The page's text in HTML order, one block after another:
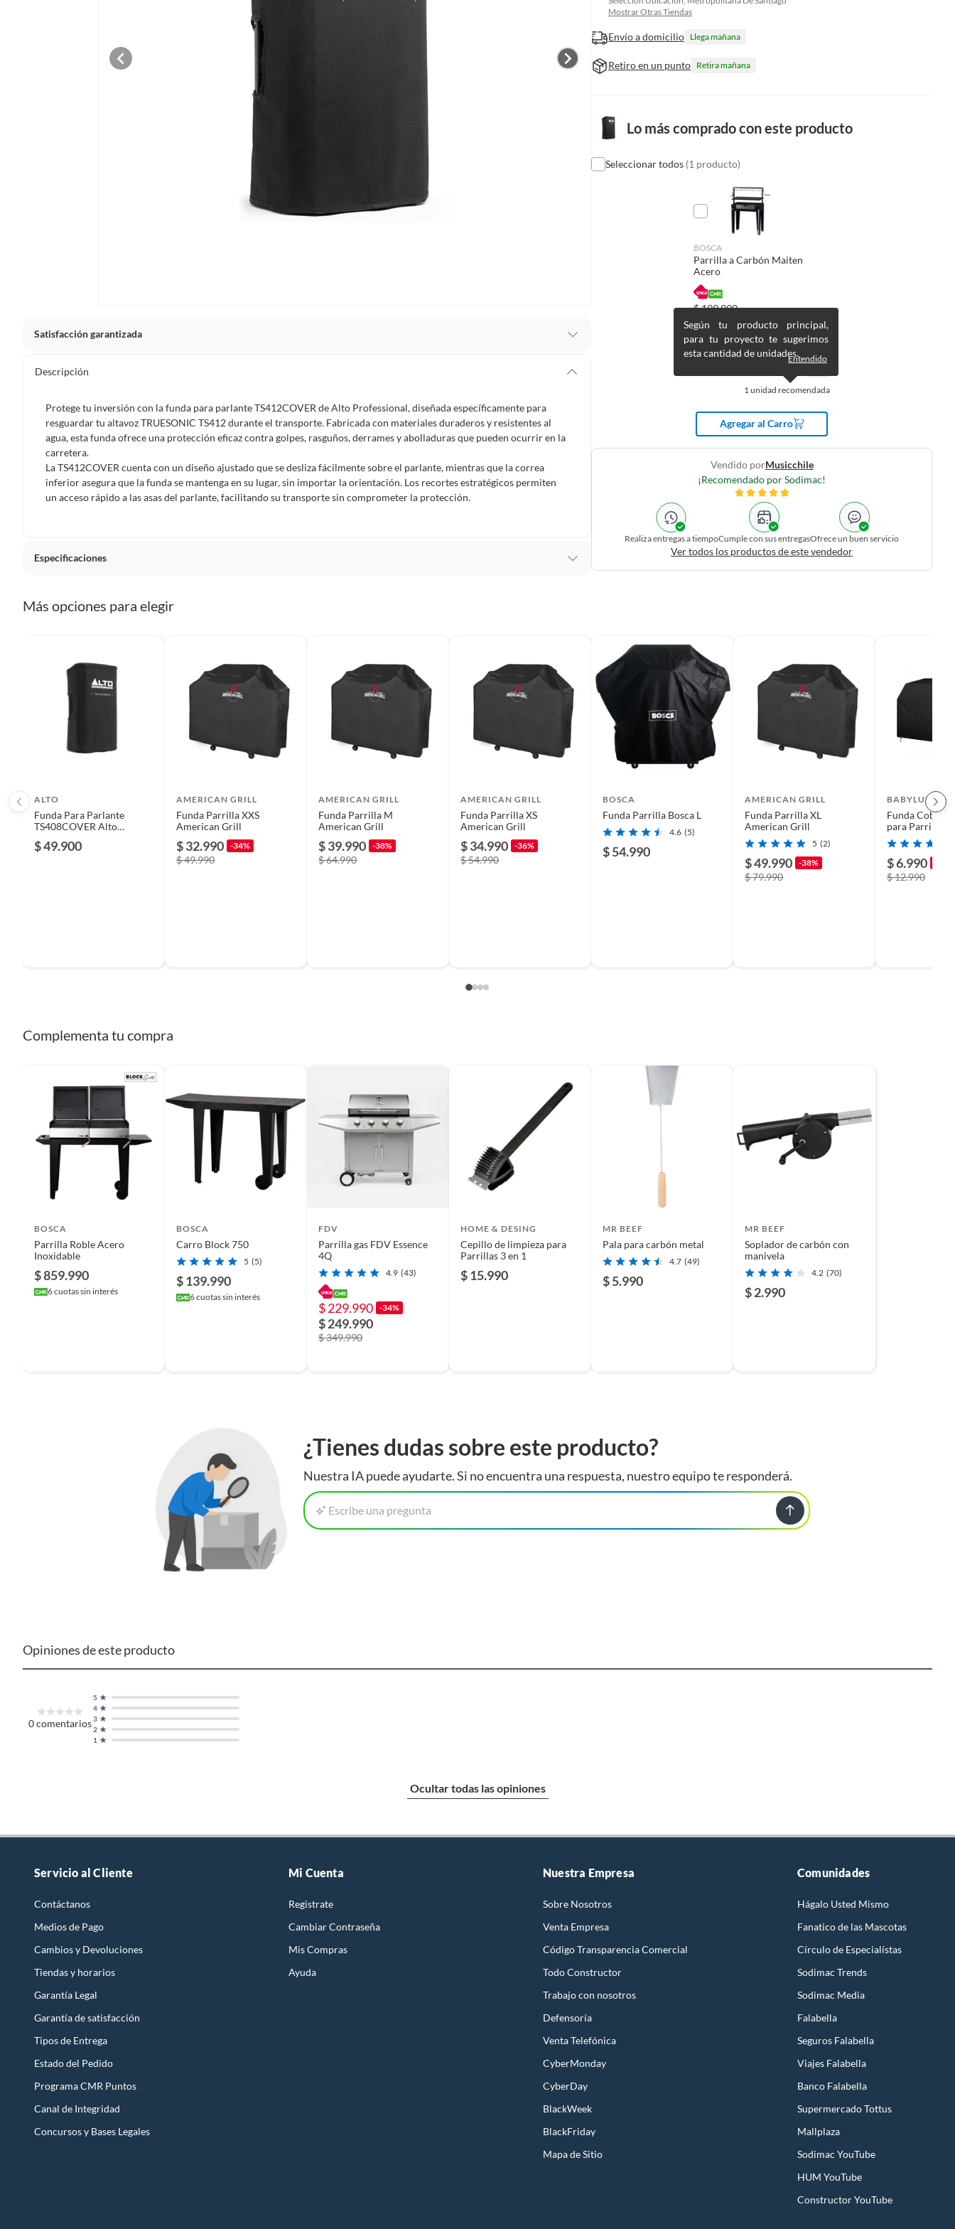
Satisfacción garantizada
Debe estar en perfecto estado, con todas sus etiquetas, sellos intactos y sin uso, tal como te lo entregamos. Ten
Productos que, por su naturaleza, no puedan ser devueltos, puedan deteriorarse o caducar con rapidez.
Confeccionados a la medida.
De uso personal.
En sodimac.cl te damos30 días desde que recibes el producto . Debe estar en perfecto estado, con todas sus
etiquetas y sin uso, tal como te lo entregamos.
Productos a pedido o confeccionados a medida.
Alimentos, bebidas, medicamentos, suplementos alimenticios, vitaminas, entre otros análogos.
De uso personal.
Descripción
Protege tu inversión con la funda para parlante TS412COVER de Alto Professional, diseñada específicamente para
resguardar tu altavoz TRUESONIC TS412 durante el transporte. Fabricada con materiales duraderos y resistentes al
agua, esta funda ofrece una protección eficaz contra golpes, rasguños, derrames y abolladuras que pueden ocurrir en la
carretera.
La TS412COVER cuenta con un diseño ajustado que se desliza fácilmente sobre el parlante, mientras que la correa
inferior asegura que la funda se mantenga en su lugar, sin importar la orientación. Los recortes estratégicos permiten
un acceso rápido a las asas del parlante, facilitando su transporte sin comprometer la protección.
Especificaciones
6 meses
Mostrar Otras Tiendas
Envío a domicilio Llega mañana
Retiro en un punto Retira mañana
Lo más comprado con este producto
Seleccionar todos (1 producto)
BOSCA
Parrilla a Carbón Maiten
Acero
$199.990
$219.990
1 unidad recomendada
Según tu producto principal,
para tu proyecto te sugerimos
esta cantidad de unidades.Entendido
Agregar al Carro
Vendido porMusicchile
¡Recomendado por Sodimac!
Realiza entregas a tiempoCumple con sus entregasOfrece un buen servicio
Ver todos los productos de este vendedor
Más opciones para elegir
ALTO
Funda Para Parlante
TS408COVER Alto
$ 49.900
AMERICAN GRILL
Funda Parrilla XXS
American Grill
$ 32.990 -34%
$ 49.990
AMERICAN GRILL
Funda Parrilla M
American Grill
$ 39.990 -38%
$ 64.990
AMERICAN GRILL
Funda Parrilla XS
American Grill
$ 34.990 -36%
$ 54.990
BOSCA
Funda Parrilla Bosca L
4.6 (5)
$ 54.990
AMERICAN GRILL
Funda Parrilla XL
American Grill
5 (2)
$ 49.990 -38%
$ 79.990
BABYLUNA
Funda
para Parrillas
Impermeable
$ 6.990
$ 12.990
Complementa tu compra
BOSCA
Parrilla Roble Acero
Inoxidable
$ 859.990
6cuotas sin interés
BOSCA
Carro Block 750
5 (5)
$ 139.990
6cuotas sin interés
FDV
Parrilla gas FDV Essence
4Q
4.9 (43)
$ 229.990 -34%
$ 249.990
$ 349.990
HOME & DESING
Cepillo de limpieza para
Parrillas 3 en 1
$ 15.990
MR BEEF
Pala para carbón metal
4.7 (49)
$ 5.990
MR BEEF
Soplador de carbón con
manivela
4.2 (70)
$ 2.990
¿Tienes dudas sobre este producto?
Nuestra IA puede ayudarte. Si no encuentra una respuesta, nuestro equipo te responderá.
Escribe una pregunta
Opiniones de este producto
0comentarios
1
2
3
4
5
Ocultar todas las opiniones
Servicio al Cliente
Contáctanos
Medios de Pago
Cambios y Devoluciones
Tiendas y horarios
Garantía Legal
Garantía de satisfacción
Tipos de Entrega
Estado del Pedido
Programa CMR Puntos
Canal de Integridad
Concursos y Bases Legales
Mi Cuenta
Registrate
Cambiar Contraseña
Mis Compras
Ayuda
Nuestra Empresa
Sobre Nosotros
Venta Empresa
Código Transparencia Comercial
Todo Constructor
Trabajo con nosotros
Defensoría
Venta Telefónica
CyberMonday
CyberDay
BlackWeek
BlackFriday
Mapa de Sitio
Comunidades
Hágalo Usted Mismo
Fanatico de las Mascotas
Círculo de Especialístas
Sodimac Trends
Sodimac Media
Falabella
Seguros Falabella
Viajes Falabella
Banco Falabella
Supermercado Tottus
Mallplaza
Sodimac YouTube
HUM YouTube
Constructor YouTube